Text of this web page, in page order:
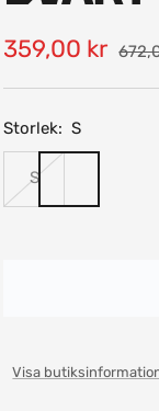
Rea-
pris
359,00 kr Pris
Storlek: S
S
Visa